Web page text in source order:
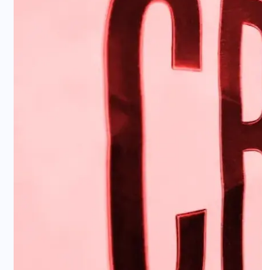
वोटर लिस्ट पुनरीक्षण
हुआ बदलाव, देखें नई
पूरी लिस्ट
30 दिसम्बर 2025